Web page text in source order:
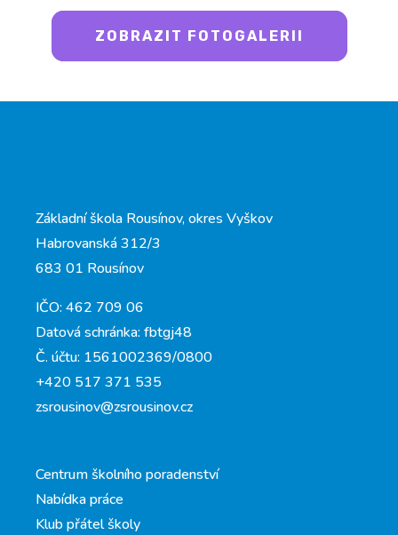
ZOBRAZIT FOTOGALERII
Základní škola Rousínov, okres Vyškov
Habrovanská 312/3
683 01 Rousínov
IČO: 462 709 06
Datová schránka: fbtgj48
Č. účtu: 1561002369/0800
+420 517 371 535
zsrousinov@zsrousinov.cz
Centrum školního poradenství
Nabídka práce
Klub přátel školy